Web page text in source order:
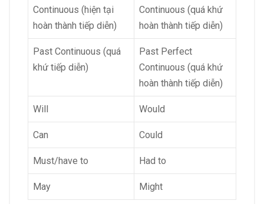
Continuous (hiện tại
hoàn thành tiếp diễn)
Continuous (quá khứ
hoàn thành tiếp diễn)
Past Continuous (quá
khứ tiếp diễn)
Past Perfect
Continuous (quá khứ
hoàn thành tiếp diễn)
Will Would
Can Could
Must/have to Had to
May Might